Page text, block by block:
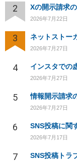
2
2026年7月22日
3 ネットストー
2026年7月27日
4 インスタでの
2026年7月27日
5 情報開示請求
2026年7月27日
6 SNS投稿に関
2026年7月17日
7 SNS投稿トラ